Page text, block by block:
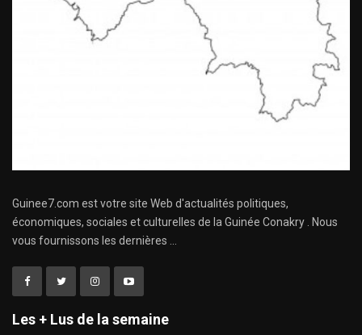
Guinee7.com est votre site Web d'actualités politiques,
économiques, sociales et culturelles de la Guinée Conakry . Nous
vous fournissons les dernières ...
Les + Lus de la semaine